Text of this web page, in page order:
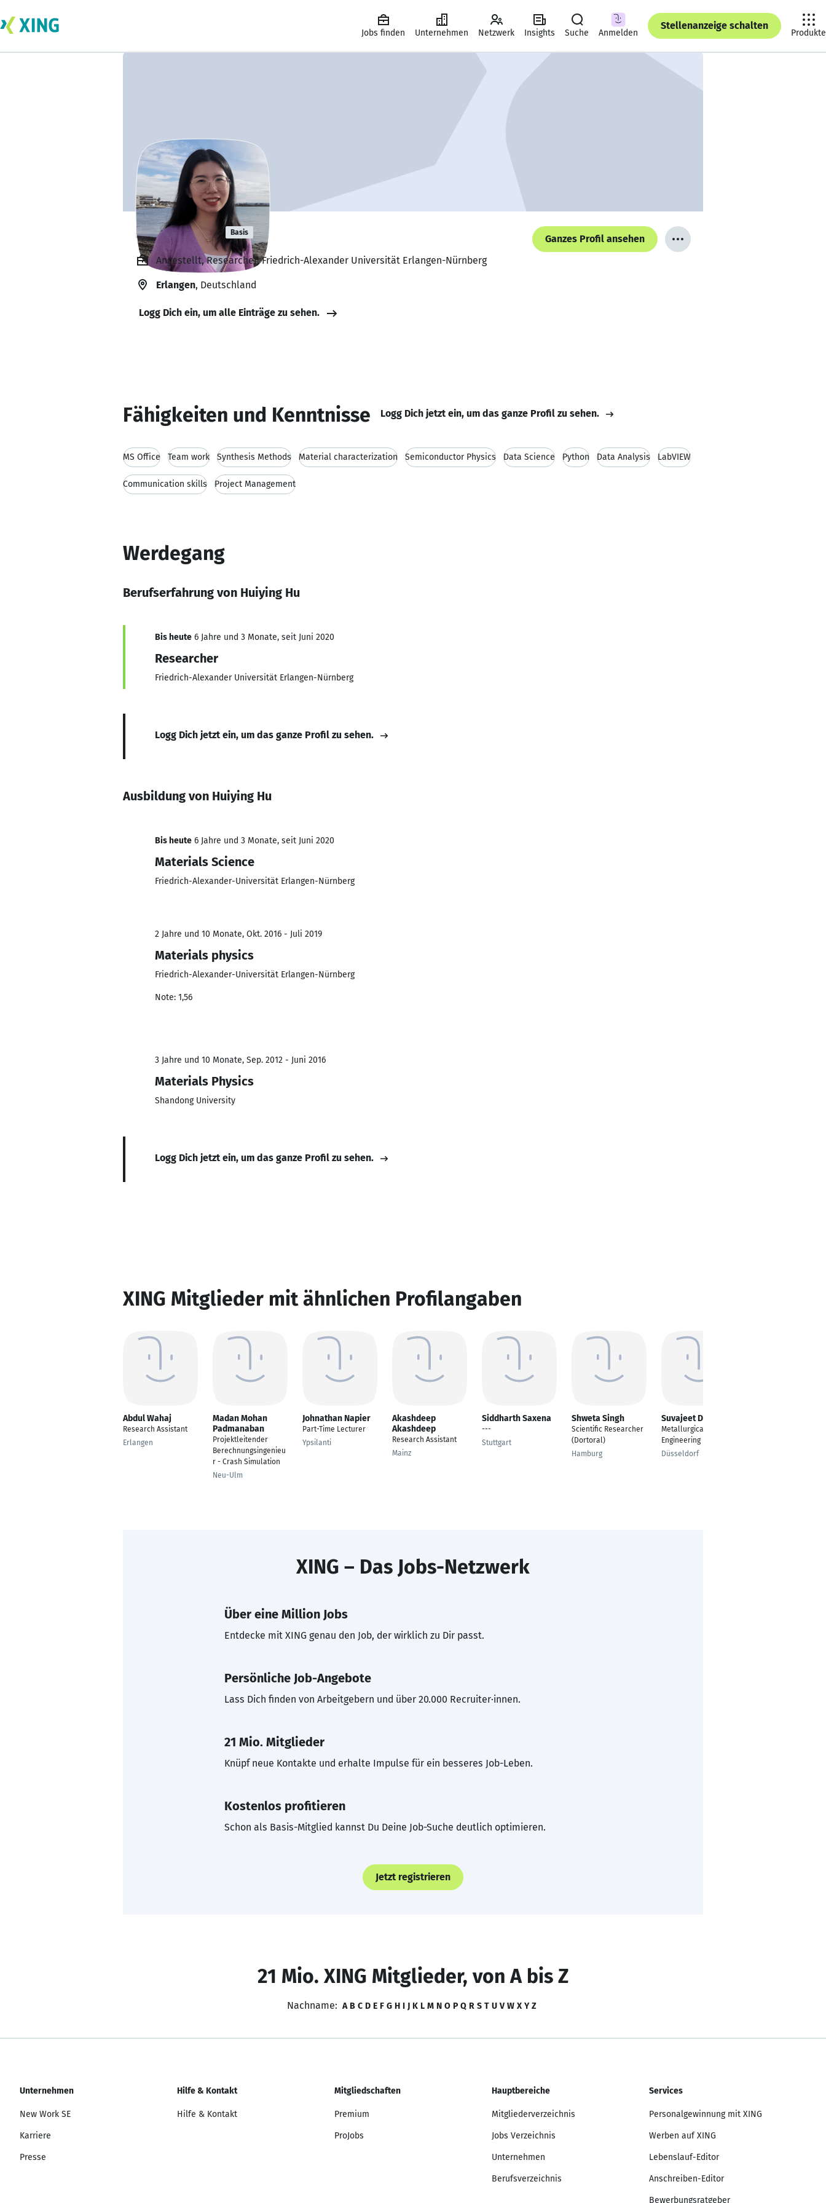
Jobs finden Unternehmen Netzwerk Insights Suche Anmelden
Stellenanzeige schalten
Produkte
Huiying Hu Basis
Ganzes Profil ansehen
Angestellt, Researcher, Friedrich-Alexander Universität Erlangen-Nürnberg
Erlangen, Deutschland
Logg Dich ein, um alle Einträge zu sehen.
Fähigkeiten und Kenntnisse Logg Dich jetzt ein, um das ganze Profil zu sehen.
MS Office Team work Synthesis Methods Material characterization Semiconductor Physics Data Science Python Data Analysis LabVIEW
Communication skills Project Management
Werdegang
Berufserfahrung von Huiying Hu
Bis heute 6 Jahre und 3 Monate, seit Juni 2020
Researcher
Friedrich-Alexander Universität Erlangen-Nürnberg
Logg Dich jetzt ein, um das ganze Profil zu sehen.
Ausbildung von Huiying Hu
Bis heute 6 Jahre und 3 Monate, seit Juni 2020
Materials Science
Friedrich-Alexander-Universität Erlangen-Nürnberg
2 Jahre und 10 Monate, Okt. 2016 - Juli 2019
Materials physics
Friedrich-Alexander-Universität Erlangen-Nürnberg
Note: 1,56
3 Jahre und 10 Monate, Sep. 2012 - Juni 2016
Materials Physics
Shandong University
Logg Dich jetzt ein, um das ganze Profil zu sehen.
XING Mitglieder mit ähnlichen Profilangaben
Abdul Wahaj
Research Assistant
Erlangen
Madan Mohan
Padmanaban
Projektleitender
Berechnungsingenieu
r - Crash Simulation
Neu-Ulm
Johnathan Napier
Part-Time Lecturer
Ypsilanti
Akashdeep
Akashdeep
Research Assistant
Mainz
Siddharth Saxena
---
Stuttgart
Shweta Singh
Scientific Researcher
(Dortoral)
Hamburg
Suvajeet Das
Metallurgical
Engineering
Düsseldorf
XING – Das Jobs-Netzwerk
Über eine Million Jobs
Entdecke mit XING genau den Job, der wirklich zu Dir passt.
Persönliche Job-Angebote
Lass Dich finden von Arbeitgebern und über 20.000 Recruiter·innen.
21 Mio. Mitglieder
Knüpf neue Kontakte und erhalte Impulse für ein besseres Job-Leben.
Kostenlos profitieren
Schon als Basis-Mitglied kannst Du Deine Job-Suche deutlich optimieren.
Jetzt registrieren
21 Mio. XING Mitglieder, von A bis Z
Nachname: A B C D E F G H I J K L M N O P Q R S T U V W X Y Z
Unternehmen
New Work SE
Karriere
Presse
Hilfe & Kontakt
Hilfe & Kontakt
Mitgliedschaften
Premium
ProJobs
Hauptbereiche
Mitgliederverzeichnis
Jobs Verzeichnis
Unternehmen
Berufsverzeichnis
Services
Personalgewinnung mit XING
Werben auf XING
Lebenslauf-Editor
Anschreiben-Editor
Bewerbungsratgeber